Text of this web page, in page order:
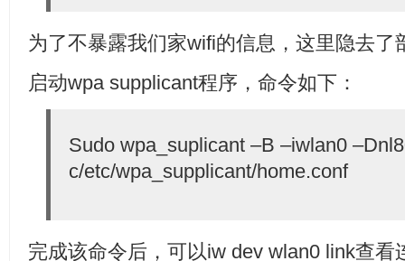
为了不暴露我们家wifi的信息，这里隐去了
启动wpa supplicant程序，命令如下：
Sudo wpa_suplicant –B –iwlan0
c/etc/wpa_supplicant/home.conf
完成该命令后，可以iw dev wlan0 link查